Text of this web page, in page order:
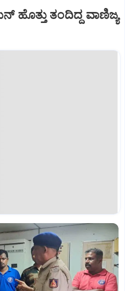
ತಂದಿದ್ದ ವಾಣಿಜ್ಯ